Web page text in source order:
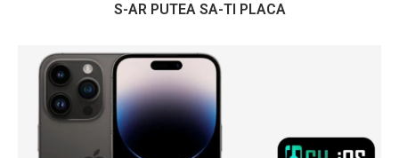
S-AR PUTEA SA-TI PLACA